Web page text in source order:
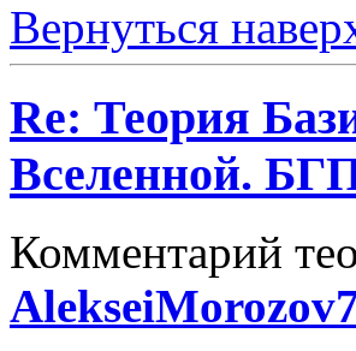
Вернуться
Re: Теория
Вселенной.
Комментарий